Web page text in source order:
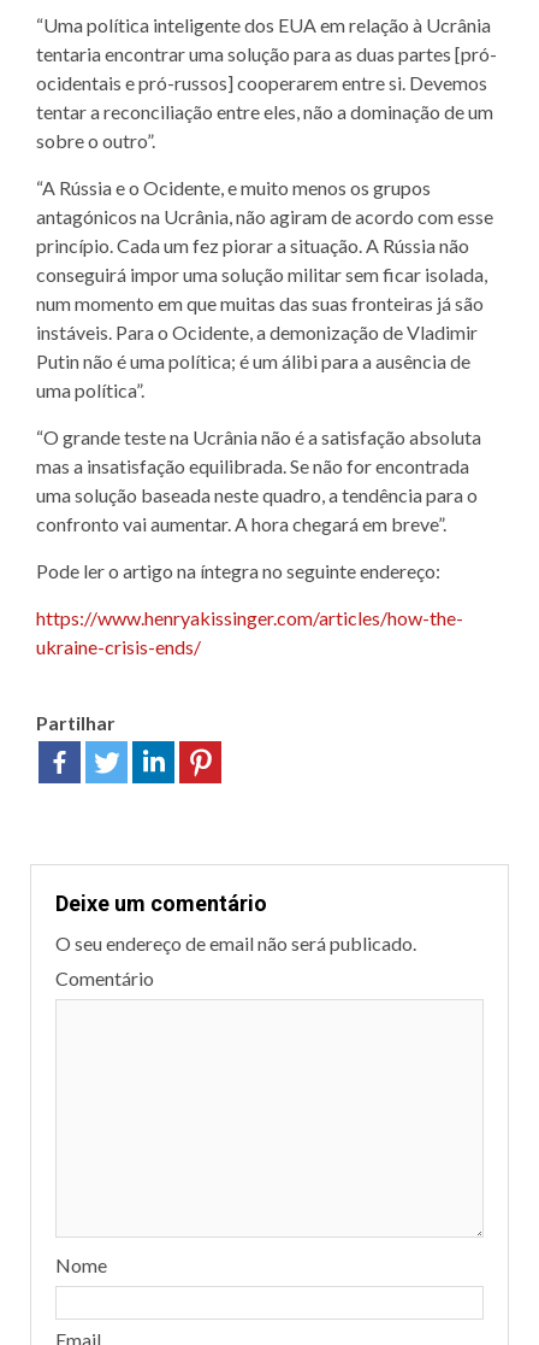
“Uma política inteligente dos EUA em relação à Ucrânia
tentaria encontrar uma solução para as duas partes [pró-
ocidentais e pró-russos] cooperarem entre si. Devemos
tentar a reconciliação entre eles, não a dominação de um
sobre o outro”.
“A Rússia e o Ocidente, e muito menos os grupos
antagónicos na Ucrânia, não agiram de acordo com esse
princípio. Cada um fez piorar a situação. A Rússia não
conseguirá impor uma solução militar sem ficar isolada,
num momento em que muitas das suas fronteiras já são
instáveis. Para o Ocidente, a demonização de Vladimir
Putin não é uma política; é um álibi para a ausência de
uma política”.
“O grande teste na Ucrânia não é a satisfação absoluta
mas a insatisfação equilibrada. Se não for encontrada
uma solução baseada neste quadro, a tendência para o
confronto vai aumentar. A hora chegará em breve”.
Pode ler o artigo na íntegra no seguinte endereço:
https://www.henryakissinger.com/articles/how-the-
ukraine-crisis-ends/
Partilhar
Deixe um comentário
O seu endereço de email não será publicado.
Comentário
Nome
Email